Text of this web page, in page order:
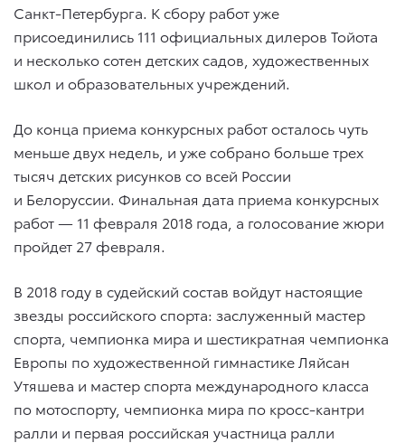
Санкт-Петербурга. К сбору работ уже
присоединились 111 официальных дилеров Тойота
и несколько сотен детских садов, художественных
школ и образовательных учреждений.
До конца приема конкурсных работ осталось чуть
меньше двух недель, и уже собрано больше трех
тысяч детских рисунков со всей России
и Белоруссии. Финальная дата приема конкурсных
работ — 11 февраля 2018 года, а голосование жюри
пройдет 27 февраля.
В 2018 году в судейский состав войдут настоящие
звезды российского спорта: заслуженный мастер
спорта, чемпионка мира и шестикратная чемпионка
Европы по художественной гимнастике Ляйсан
Утяшева и мастер спорта международного класса
по мотоспорту, чемпионка мира по кросс-кантри
ралли и первая российская участница ралли